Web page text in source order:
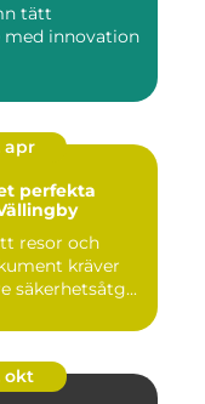
tätt
med innovation
apr
perfekta
resor och
kräver
säkerhetsåtg...
okt